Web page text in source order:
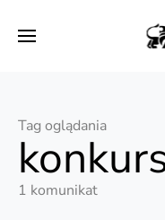
Tag oglądania
1 komunikat